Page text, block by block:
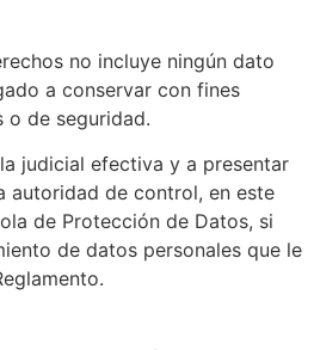
no incluye ningún dato
a conservar con fines
o de seguridad.
judicial efectiva y a presentar
autoridad de control, en este
de Protección de Datos, si
de datos personales que le